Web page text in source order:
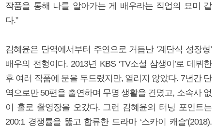
작품을 통해 나를 알아가는 게 배우라는 직업의 묘미 같
다.”
김혜윤은 단역에서부터 주연으로 거듭난 ‘계단식 성장형’
배우의 전형이다. 2013년 KBS ‘TV소설 삼생이’로 데뷔한
후 여러 작품에 문을 두드렸지만, 열리지 않았다. 7년간 단
역으로만 50편을 출연하며 무명 생활을 견뎠고, 소속사 없
이 홀로 촬영장을 오갔다. 그런 김혜윤의 터닝 포인트는
200:1 경쟁률을 뚫고 합류한 드라마 ‘스카이 캐슬’(2018).